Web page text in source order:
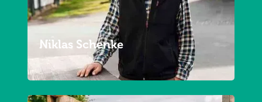
Niklas Schenke